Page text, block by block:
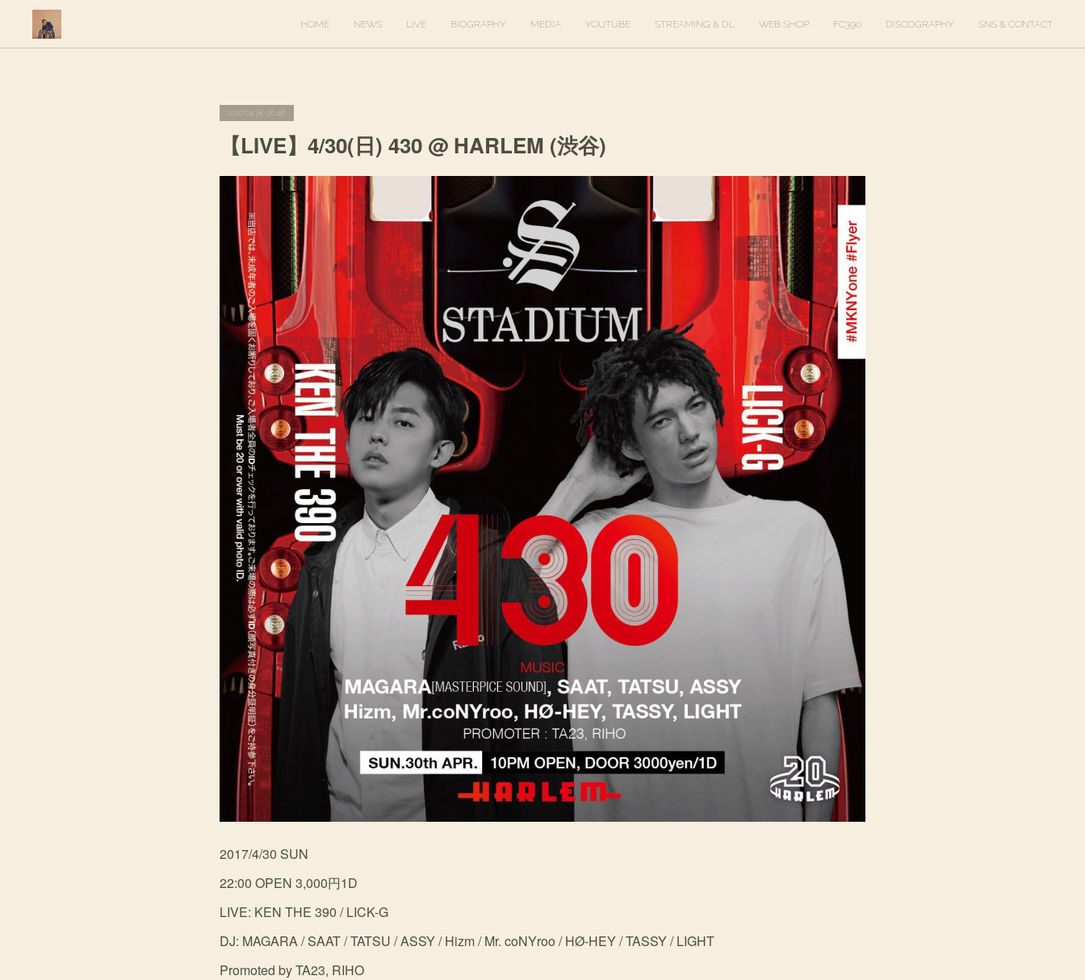
HOME NEWS LIVE BIOGRAPHY MEDIA YOUTUBE STREAMING & DL WEB SHOP FC390 DISCOGRAPHY SNS & CONTACT
2017.04.18 06:46
【LIVE】4/30(日) 430 @ HARLEM (渋谷)
2017/4/30 SUN
22:00 OPEN 3,000円1D
LIVE: KEN THE 390 / LICK-G
DJ: MAGARA / SAAT / TATSU / ASSY / Hizm / Mr. coNYroo / HØ-HEY / TASSY / LIGHT
Promoted by TA23, RIHO